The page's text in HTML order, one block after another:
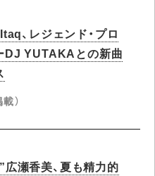
、レジェンド・プロ
DJ YUTAKAとの新曲
）
広瀬香美、夏も精力的